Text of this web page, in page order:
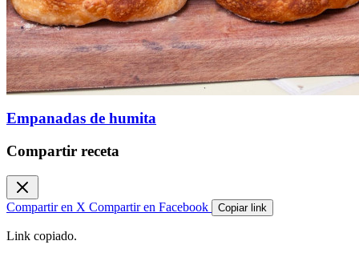
Empanadas de humita
Compartir receta
Compartir en X Compartir en Facebook Copiar link
Link copiado.